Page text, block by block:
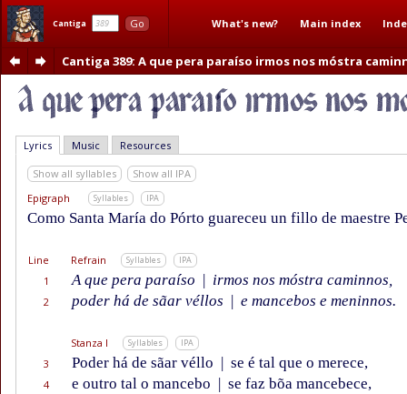
Cantiga Go What's new? Main index
Cantiga 389: A que pera paraíso irmos nos móstra
Lyrics Music Resources
Show all syllables
Show all IPA
Epigraph
Syllables IPA
Como Santa María do Pórto guareceu un fillo de maestre
Line Refrain Syllables IPA
1 A que pera paraíso | irmos nos móstra caminnos,
2 poder há de sãar véllos | e mancebos e meninnos.
Stanza I Syllables IPA
3 Poder há de sãar véllo | se é tal que o merece,
4 e outro tal o mancebo | se faz bõa mancebece,